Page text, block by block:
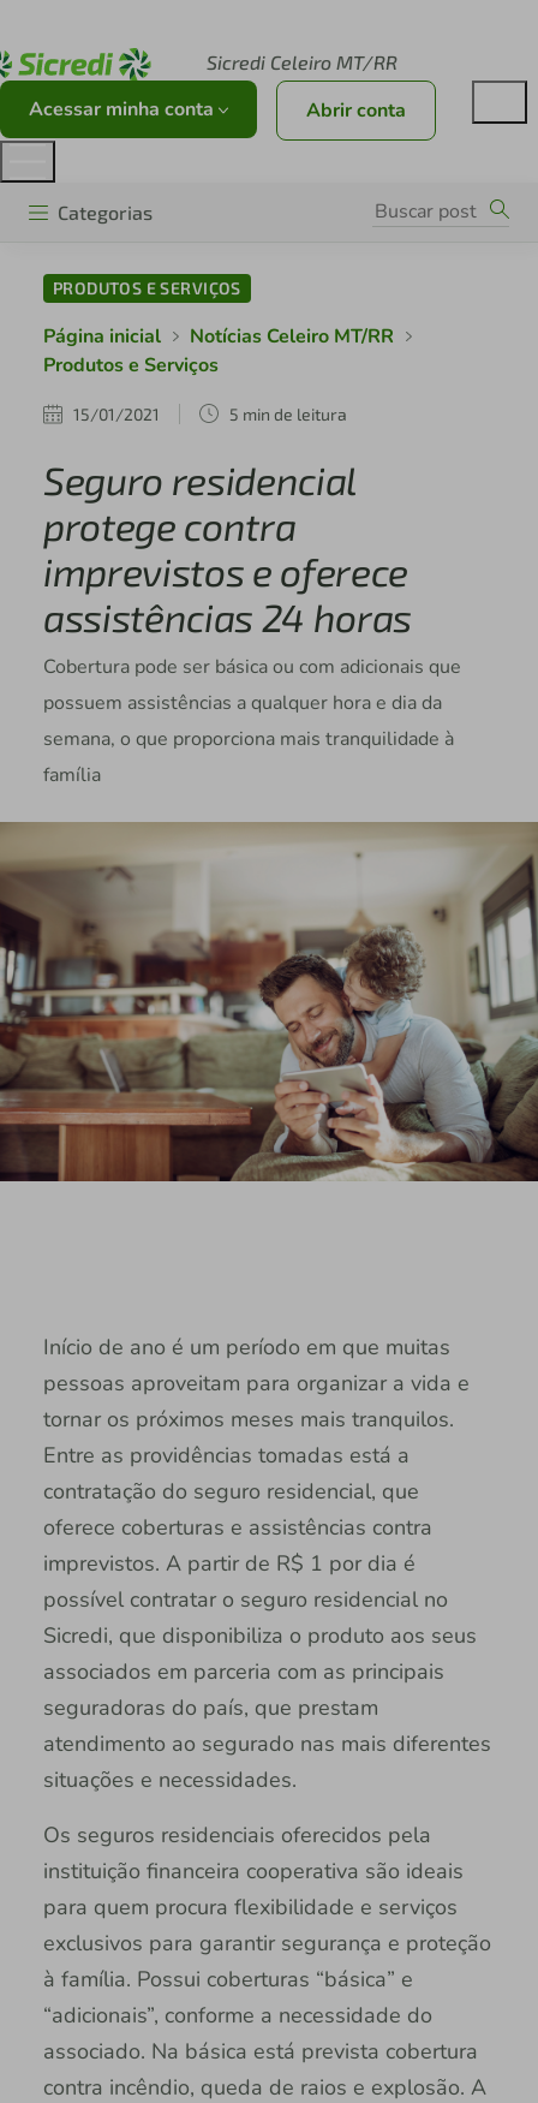
Sicredi Celeiro MT/RR
Acessar minha conta Abrir conta
Categorias
PRODUTOS E SERVIÇOS
Página inicial
Notícias Celeiro MT/RR
Produtos e Serviços
15/01/2021 5 min de leitura
Seguro residencial
protege contra
imprevistos e oferece
assistências 24 horas
Cobertura pode ser básica ou com adicionais que
possuem assistências a qualquer hora e dia da
semana, o que proporciona mais tranquilidade à
família
Início de ano é um período em que muitas
pessoas aproveitam para organizar a vida e
tornar os próximos meses mais tranquilos.
Entre as providências tomadas está a
contratação do seguro residencial, que
oferece coberturas e assistências contra
imprevistos. A partir de R$ 1 por dia é
possível contratar o seguro residencial no
Sicredi, que disponibiliza o produto aos seus
associados em parceria com as principais
seguradoras do país, que prestam
atendimento ao segurado nas mais diferentes
situações e necessidades.
Os seguros residenciais oferecidos pela
instituição financeira cooperativa são ideais
para quem procura flexibilidade e serviços
exclusivos para garantir segurança e proteção
à família. Possui coberturas “básica” e
“adicionais”, conforme a necessidade do
associado. Na básica está prevista cobertura
contra incêndio, queda de raios e explosão. A